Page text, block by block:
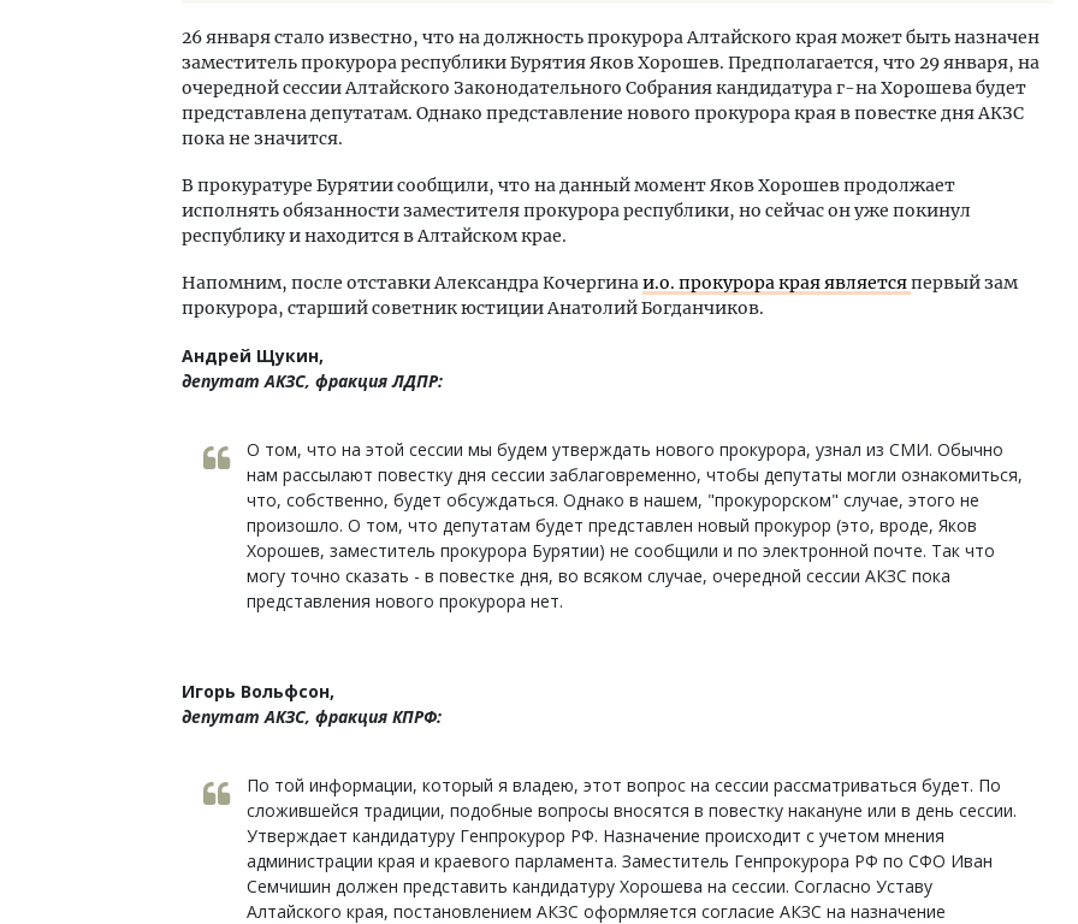
26 января стало известно, что на должность прокурора Алтайского края может быть назначен
заместитель прокурора республики Бурятия Яков Хорошев. Предполагается, что 29 января, на
очередной сессии Алтайского Законодательного Собрания кандидатура г-на Хорошева будет
представлена депутатам. Однако представление нового прокурора края в повестке дня АКЗС
пока не значится.
В прокуратуре Бурятии сообщили, что на данный момент Яков Хорошев продолжает
исполнять обязанности заместителя прокурора республики, но сейчас он уже покинул
республику и находится в Алтайском крае.
Напомним, после отставки Александра Кочергинаи.о. прокурора края являетсяпервый зам
прокурора, старший советник юстиции Анатолий Богданчиков.
Андрей Щукин,
депутат АКЗС, фракция ЛДПР:
О том, что на этой сессии мы будем утверждать нового прокурора, узнал из СМИ. Обычно
нам рассылают повестку дня сессии заблаговременно, чтобы депутаты могли ознакомиться,
что, собственно, будет обсуждаться. Однако в нашем, "прокурорском" случае, этого не
произошло. О том, что депутатам будет представлен новый прокурор (это, вроде, Яков
Хорошев, заместитель прокурора Бурятии) не сообщили и по электронной почте. Так что
могу точно сказать - в повестке дня, во всяком случае, очередной сессии АКЗС пока
представления нового прокурора нет.
Игорь Вольфсон,
депутат АКЗС, фракция КПРФ:
По той информации, который я владею, этот вопрос на сессии рассматриваться будет. По
сложившейся традиции, подобные вопросы вносятся в повестку накануне или в день сессии.
Утверждает кандидатуру Генпрокурор РФ. Назначение происходит с учетом мнения
администрации края и краевого парламента. Заместитель Генпрокурора РФ по СФО Иван
Семчишин должен представить кандидатуру Хорошева на сессии. Согласно Уставу
Алтайского края, постановлением АКЗС оформляется согласие АКЗС на назначение
плитами становится новым
стандартом благоустройства
СТРОИТЕЛЬСТВО
Гатилов — о том, как
оставаться на плаву,
штормит
СТРОИТЕЛЬСТВО